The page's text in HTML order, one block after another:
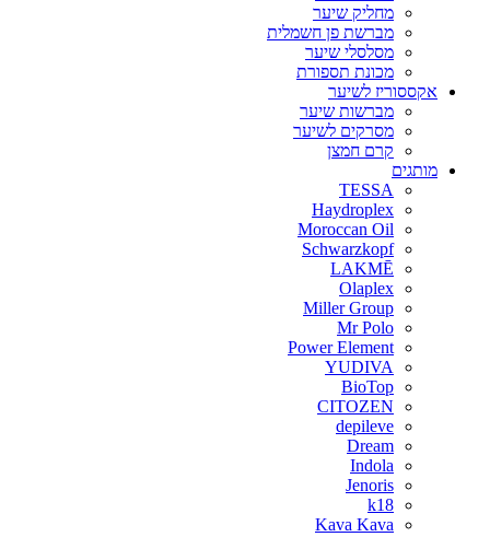
מחליק שיער
מברשת פן חשמלית
מסלסלי שיער
מכונת תספורת
אקססוריז לשיער
מברשות שיער
מסרקים לשיער
קרם חמצן
מותגים
TESSA
Haydroplex
Moroccan Oil
Schwarzkopf
LAKMĒ
Olaplex
Miller Group
Mr Polo
Power Element
YUDIVA
BioTop
CITOZEN
depileve
Dream
Indola
Jenoris
k18
Kava Kava